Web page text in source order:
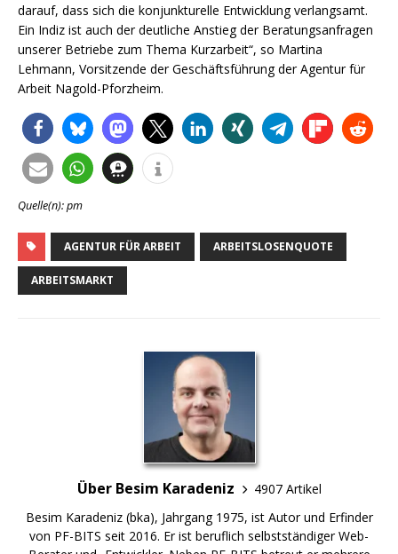
darauf, dass sich die konjunkturelle Entwicklung verlangsamt.
Ein Indiz ist auch der deutliche Anstieg der Beratungsanfragen
unserer Betriebe zum Thema Kurzarbeit“, so Martina
Lehmann, Vorsitzende der Geschäftsführung der Agentur für
Arbeit Nagold-Pforzheim.
Quelle(n): pm
AGENTUR FÜR ARBEIT ARBEITSLOSENQUOTE
ARBEITSMARKT
Über Besim Karadeniz
4907 Artikel
Besim Karadeniz (bka), Jahrgang 1975, ist Autor und Erfinder
von PF-BITS seit 2016. Er ist beruflich selbstständiger Web-